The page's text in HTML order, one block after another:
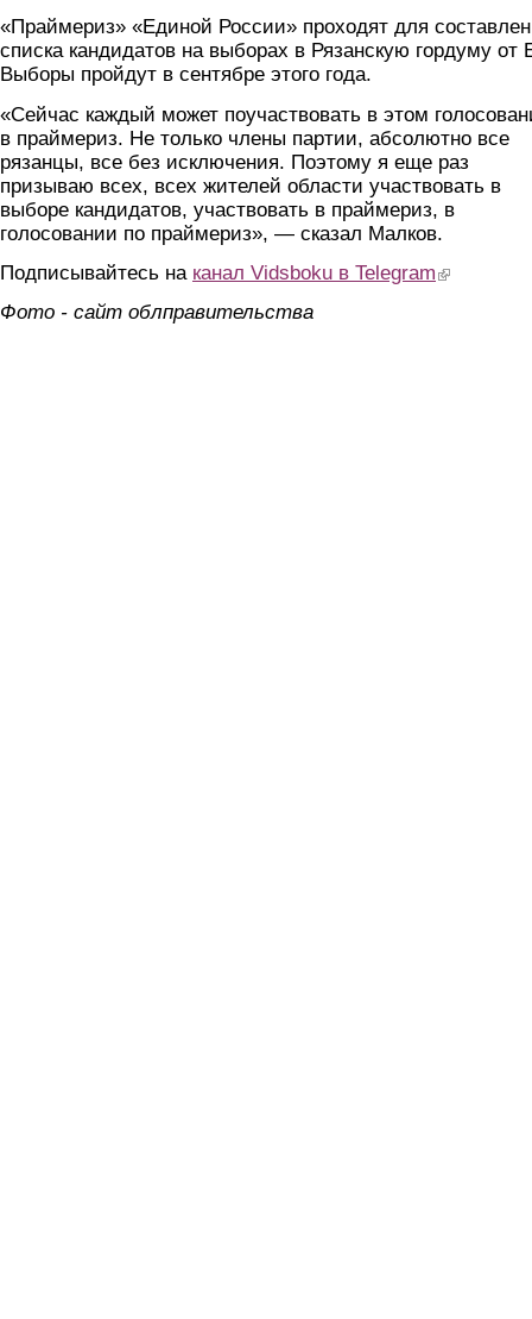
«Праймериз» «Единой России» проходят для
списка кандидатов на выборах в Рязанскую гордуму от
Выборы пройдут в сентябре этого года.
«Сейчас каждый может поучаствовать в этом
в праймериз. Не только члены партии, абсолютно все
рязанцы, все без исключения. Поэтому я еще раз
призываю всех, всех жителей области участвовать в
выборе кандидатов, участвовать в праймериз, в
голосовании по праймериз», — сказал Малков.
Подписывайтесь на канал Vidsboku в Telegram (link is
Фото - сайт облправительства